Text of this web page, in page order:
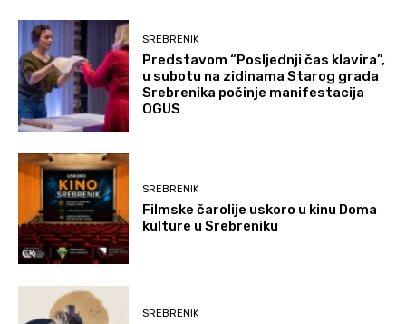
SREBRENIK
Predstavom “Posljednji čas klavira”,
u subotu na zidinama Starog grada
Srebrenika počinje manifestacija
OGUS
SREBRENIK
Filmske čarolije uskoro u kinu Doma
kulture u Srebreniku
SREBRENIK